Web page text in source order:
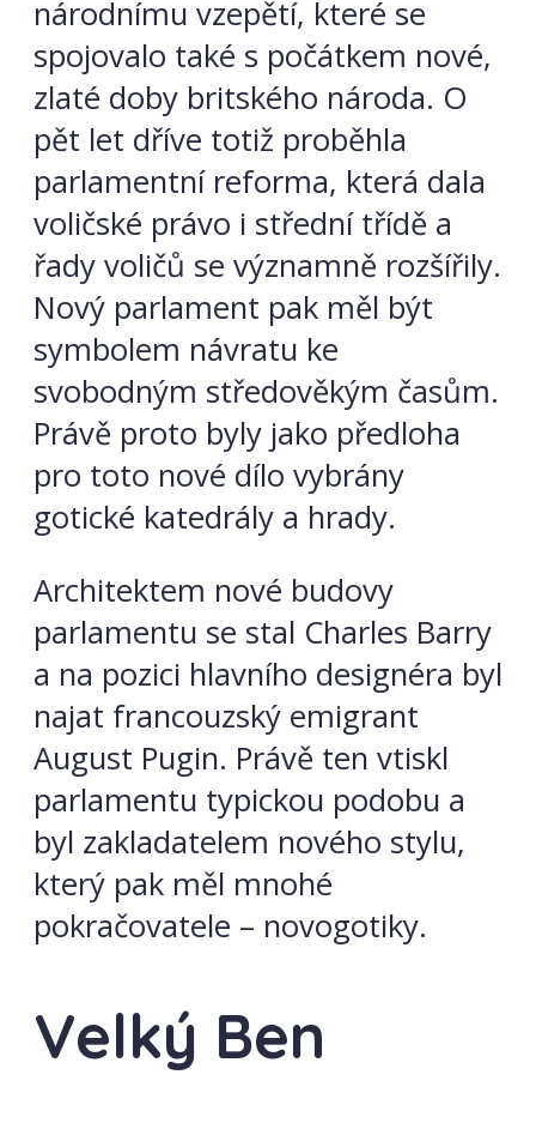
národnímu vzepětí, které se
spojovalo také s počátkem nové,
zlaté doby britského národa. O
pět let dříve totiž proběhla
parlamentní reforma, která dala
voličské právo i střední třídě a
řady voličů se významně rozšířily.
Nový parlament pak měl být
symbolem návratu ke
svobodným středověkým časům.
Právě proto byly jako předloha
pro toto nové dílo vybrány
gotické katedrály a hrady.
Architektem nové budovy
parlamentu se stal Charles Barry
a na pozici hlavního designéra byl
najat francouzský emigrant
August Pugin. Právě ten vtiskl
parlamentu typickou podobu a
byl zakladatelem nového stylu,
který pak měl mnohé
pokračovatele – novogotiky.
Velký Ben